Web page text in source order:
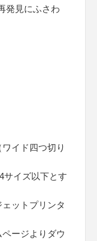
発見にふさわ
イド四つ切り
イズ以下とす
ットプリンタ
ージよりダウ